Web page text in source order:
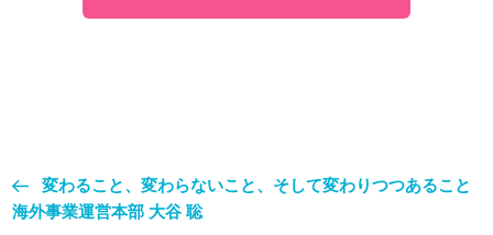
変わること、変わらないこと、そして変わりつつあること
海外事業運営本部 大谷 聡